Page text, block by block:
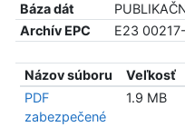
Báza dát
Archív EPC
E23
Názov súboru Veľkosť
PDF
zabezpečené
1.9 MB